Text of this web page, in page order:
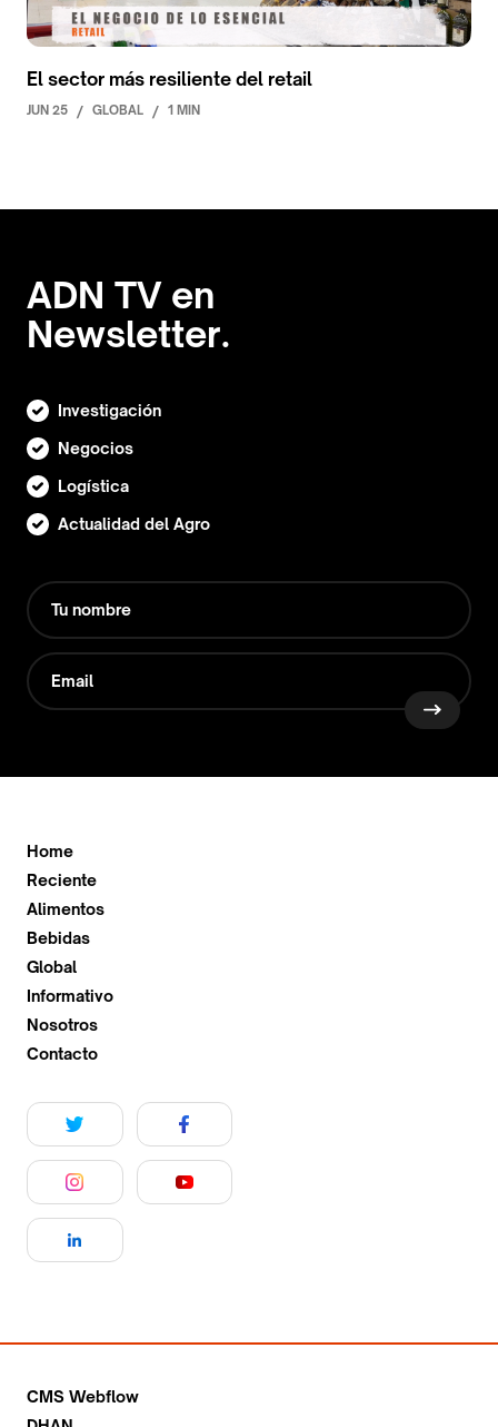
El sector más resiliente del retail
JUN 25 / GLOBAL / 1 MIN
ADN TV en
Newsletter.
Investigación
Negocios
Logística
Actualidad del Agro
Home
Reciente
Alimentos
Bebidas
Global
Informativo
Nosotros
Contacto
CMS Webflow